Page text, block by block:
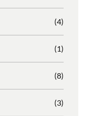
(4)
(1)
(8)
(3)